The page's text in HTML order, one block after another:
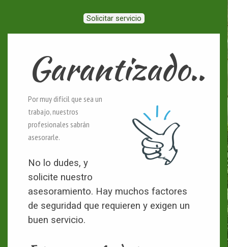
Solicitar servicio
Garantizado..
Por muy difícil que sea un
trabajo, nuestros
profesionales sabrán
asesorarle.
No lo dudes, y
solicite nuestro
asesoramiento. Hay muchos factores
de seguridad que requieren y exigen un
buen servicio.